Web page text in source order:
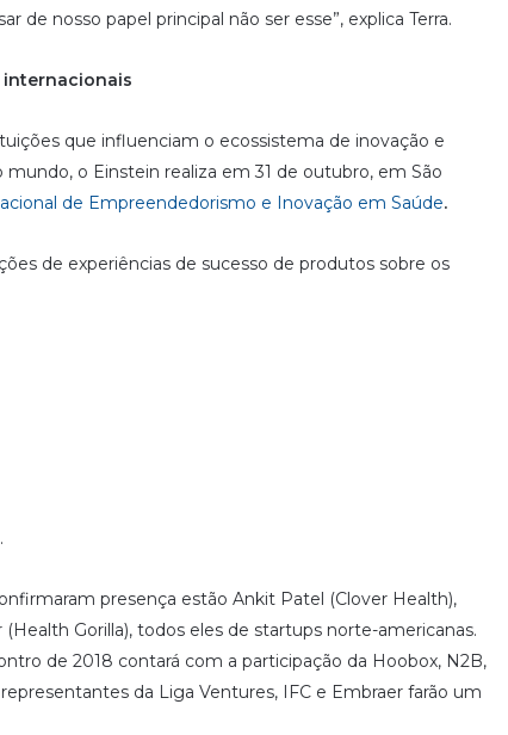
de nosso papel principal não ser esse”, explica Terra.
que influenciam o ecossistema de inovação e
o Einstein realiza em 31 de outubro, em São
de Empreendedorismo e Inovação em Saúde.
de experiências de sucesso de produtos sobre os
presença estão Ankit Patel (Clover Health),
Gorilla), todos eles de startups norte-americanas.
de 2018 contará com a participação da Hoobox, N2B,
da Liga Ventures, IFC e Embraer farão um